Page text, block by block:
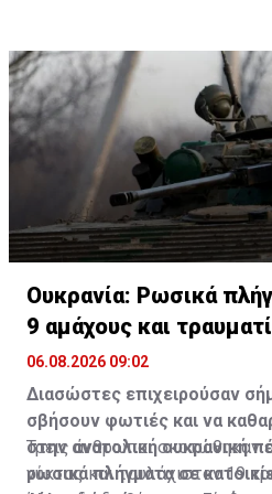
Ουκρανία: Ρωσικά
9 αμάχους και
06.08.2026 09:02
Διασώστες επιχειρούσαν
σβήσουν φωτιές και να
στην ανατολική ουκρανική
ρωσικά πλήγματα σε
Τρεις άνθρωποι σκοτώθηκαν
νύκτας και τουλάχιστον 19